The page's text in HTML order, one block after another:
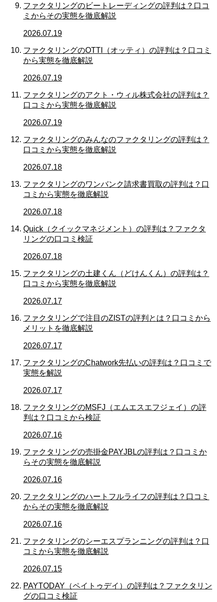
ファクタリングのビートレーディングの評判は？口コ
ミからその実態を徹底解説
2026.07.19
ファクタリングのOTTI（オッティ）の評判は？口コミ
から実態を徹底解説
2026.07.19
ファクタリングのアクト・ウィル株式会社の評判は？
口コミから実態を徹底解説
2026.07.19
ファクタリングのみんなのファクタリングの評判は？
口コミから実態を徹底解説
2026.07.18
ファクタリングのワンバンク請求書買取の評判は？口
コミから実態を徹底解説
2026.07.18
Quick（クイックマネジメント）の評判は？ファクタ
リングの口コミ検証
2026.07.18
ファクタリングの土建くん（どけんくん）の評判は？
口コミから実態を徹底解説
2026.07.17
ファクタリングで注目のZISTの評判とは？口コミから
メリットを徹底解説
2026.07.17
ファクタリングのChatwork先払いの評判は？口コミで
実態を解説
2026.07.17
ファクタリングのMSFJ（エムエスエフジェイ）の評
判は？口コミから検証
2026.07.16
ファクタリングの売掛金PAYJBLの評判は？口コミか
らその実態を徹底解説
2026.07.16
ファクタリングのハートフルライフの評判は？口コミ
からその実態を徹底解説
2026.07.16
ファクタリングのシーエスプランニングの評判は？口
コミから実態を徹底解説
2026.07.15
PAYTODAY（ペイトゥデイ）の評判は？ファクタリン
グの口コミ検証